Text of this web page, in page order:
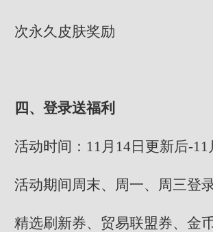
次永久皮肤奖励
四、登录送福利
活动时间：11月14日更新后-11
活动期间周末、周一、周三登
精选刷新券、贸易联盟券、金